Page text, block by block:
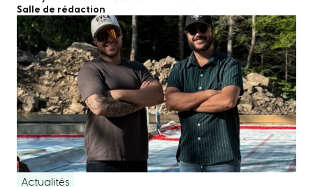
Salle de rédaction
Actualités